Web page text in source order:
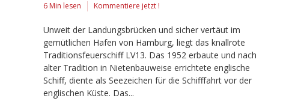
6 Min lesen Kommentiere jetzt !
Unweit der Landungsbrücken und sicher vertäut im
gemütlichen Hafen von Hamburg, liegt das knallrote
Traditionsfeuerschiff LV13. Das 1952 erbaute und nach
alter Tradition in Nietenbauweise errichtete englische
Schiff, diente als Seezeichen für die Schifffahrt vor der
englischen Küste. Das...